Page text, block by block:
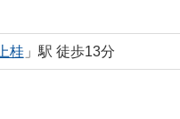
上桂」駅 徒歩13分